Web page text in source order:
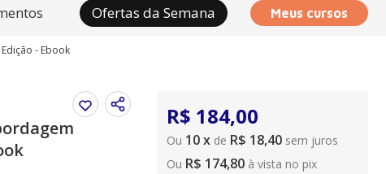
Ofertas da Semana Meus cursos
- Ebook
R$ 184,00
Ou 10x de R$ 18,40 sem juros
Ou R$ 174,80 à vista no pix